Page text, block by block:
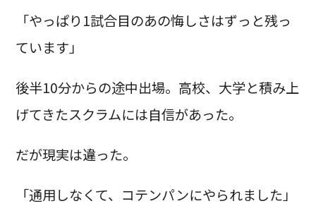
「やっぱり1試合目のあの悔しさはずっと残っ
ています」
後半10分からの途中出場。高校、大学と積み上
げてきたスクラムには自信があった。
だが現実は違った。
「通用しなくて、コテンパンにやられました」